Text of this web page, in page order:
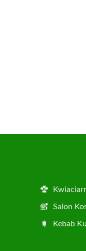
Salon
Kebab